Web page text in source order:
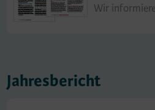
Wir
Jahresbericht